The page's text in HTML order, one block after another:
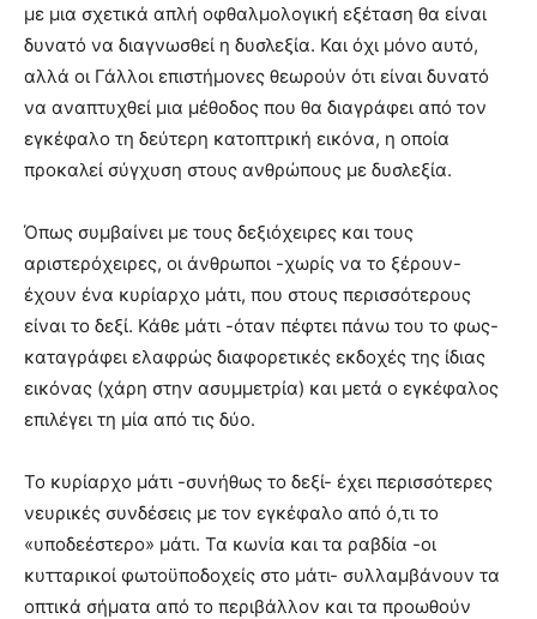
με μια σχετικά απλή οφθαλμολογική εξέταση θα είναι
δυνατό να διαγνωσθεί η δυσλεξία. Και όχι μόνο αυτό,
αλλά οι Γάλλοι επιστήμονες θεωρούν ότι είναι δυνατό
να αναπτυχθεί μια μέθοδος που θα διαγράφει από τον
εγκέφαλο τη δεύτερη κατοπτρική εικόνα, η οποία
προκαλεί σύγχυση στους ανθρώπους με δυσλεξία.
Όπως συμβαίνει με τους δεξιόχειρες και τους
αριστερόχειρες, οι άνθρωποι -χωρίς να το ξέρουν-
έχουν ένα κυρίαρχο μάτι, που στους περισσότερους
είναι το δεξί. Κάθε μάτι -όταν πέφτει πάνω του το φως-
καταγράφει ελαφρώς διαφορετικές εκδοχές της ίδιας
εικόνας (χάρη στην ασυμμετρία) και μετά ο εγκέφαλος
επιλέγει τη μία από τις δύο.
Το κυρίαρχο μάτι -συνήθως το δεξί- έχει περισσότερες
νευρικές συνδέσεις με τον εγκέφαλο από ό,τι το
«υποδεέστερο» μάτι. Τα κωνία και τα ραβδία -οι
κυτταρικοί φωτοϋποδοχείς στο μάτι- συλλαμβάνουν τα
οπτικά σήματα από το περιβάλλον και τα προωθούν